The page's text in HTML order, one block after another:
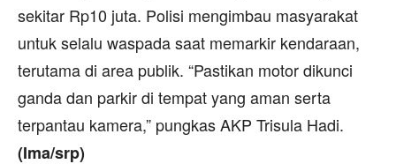
sekitar Rp10 juta. Polisi mengimbau masyarakat
untuk selalu waspada saat memarkir kendaraan,
terutama di area publik. “Pastikan motor dikunci
ganda dan parkir di tempat yang aman serta
terpantau kamera,” pungkas AKP Trisula Hadi.
(Ima/srp)